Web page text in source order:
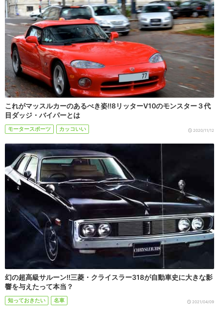
これがマッスルカーのあるべき姿!!8リッターV10のモンスター３代
目ダッジ・バイパーとは
モータースポーツ カッコいい 2020/11/12
幻の超高級サルーン!!三菱・クライスラー318が自動車史に大きな影
響を与えたって本当？
知っておきたい 名車 2021/04/09